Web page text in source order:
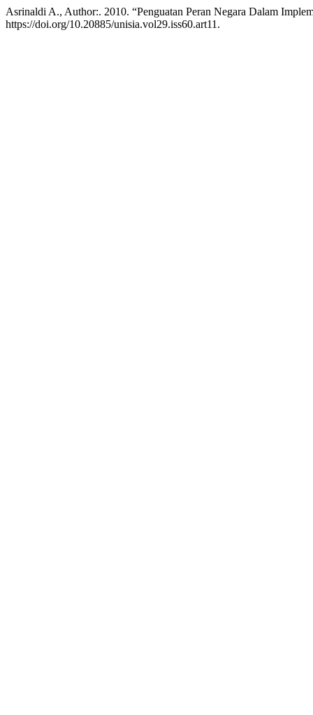
Asrinaldi A., Author:. 2010. “Penguatan Peran Negara Dalam
https://doi.org/10.20885/unisia.vol29.iss60.art11.